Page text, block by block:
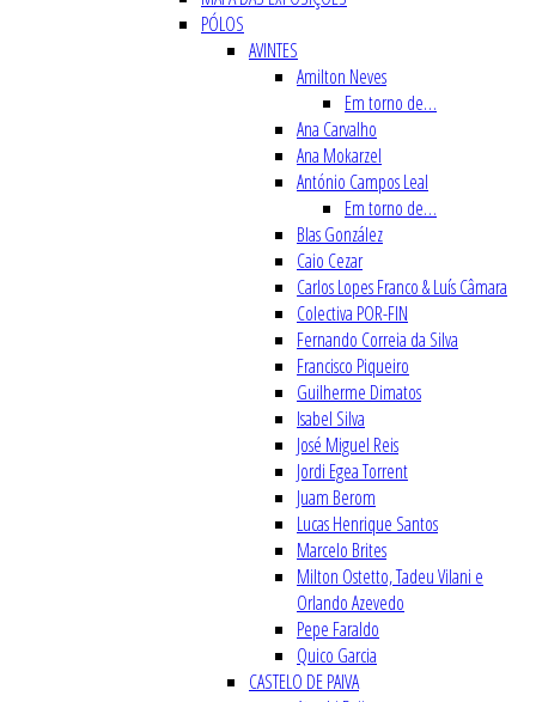
PÓLOS
AVINTES
Amilton Neves
Em torno de…
Ana Carvalho
Ana Mokarzel
António Campos Leal
Em torno de…
Blas González
Caio Cezar
Carlos Lopes Franco & Luís Câmara
Colectiva POR-FIN
Fernando Correia da Silva
Francisco Piqueiro
Guilherme Dimatos
Isabel Silva
José Miguel Reis
Jordi Egea Torrent
Juam Berom
Lucas Henrique Santos
Marcelo Brites
Milton Ostetto, Tadeu Vilani e
Orlando Azevedo
Pepe Faraldo
Quico Garcia
CASTELO DE PAIVA